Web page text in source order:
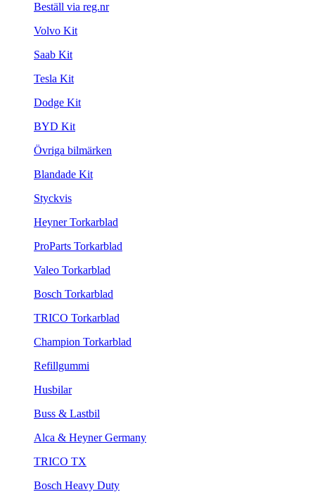
Beställ via reg.nr
Volvo Kit
Saab Kit
Tesla Kit
Dodge Kit
BYD Kit
Övriga bilmärken
Blandade Kit
Styckvis
Heyner Torkarblad
ProParts Torkarblad
Valeo Torkarblad
Bosch Torkarblad
TRICO Torkarblad
Champion Torkarblad
Refillgummi
Husbilar
Buss & Lastbil
Alca & Heyner Germany
TRICO TX
Bosch Heavy Duty